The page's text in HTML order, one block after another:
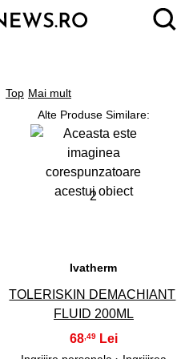
Mai mult
Top
Alte Produse Similare:
2
Ivatherm
TOLERISKIN DEMACHIANT
FLUID 200ML
68,49